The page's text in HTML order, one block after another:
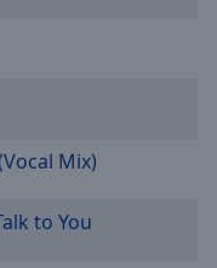
Mix)
to You